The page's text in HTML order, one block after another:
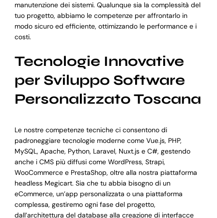
manutenzione dei sistemi. Qualunque sia la complessità del
tuo progetto, abbiamo le competenze per affrontarlo in
modo sicuro ed efficiente, ottimizzando le performance e i
costi.
Tecnologie Innovative
per Sviluppo Software
Personalizzato Toscana
Le nostre competenze tecniche ci consentono di
padroneggiare tecnologie moderne come Vue.js, PHP,
MySQL, Apache, Python, Laravel, Nuxt.js e C#, gestendo
anche i CMS più diffusi come WordPress, Strapi,
WooCommerce e PrestaShop, oltre alla nostra piattaforma
headless Megicart. Sia che tu abbia bisogno di un
eCommerce, un’app personalizzata o una piattaforma
complessa, gestiremo ogni fase del progetto,
dall’architettura del database alla creazione di interfacce